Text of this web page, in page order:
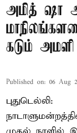
அமித் ஷா
கடும் அமளி
Published on: 06 Aug
புதுடெல்லி: